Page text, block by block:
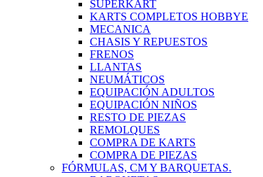
SUPERKART
KARTS COMPLETOS HOBBYE
MECANICA
CHASIS Y REPUESTOS
FRENOS
LLANTAS
NEUMÁTICOS
EQUIPACIÓN ADULTOS
EQUIPACIÓN NIÑOS
RESTO DE PIEZAS
REMOLQUES
COMPRA DE KARTS
COMPRA DE PIEZAS
FÓRMULAS, CM Y BARQUETAS.